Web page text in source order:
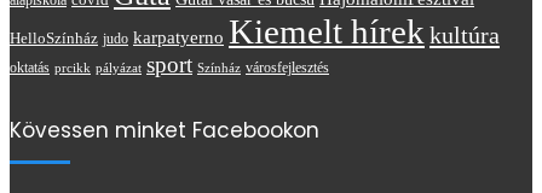
HelloSzínház judo karpatyerno Kiemelt hírek kultúra
oktatás prcikk pályázat sport Színház városfejlesztés
Kövessen minket Facebookon